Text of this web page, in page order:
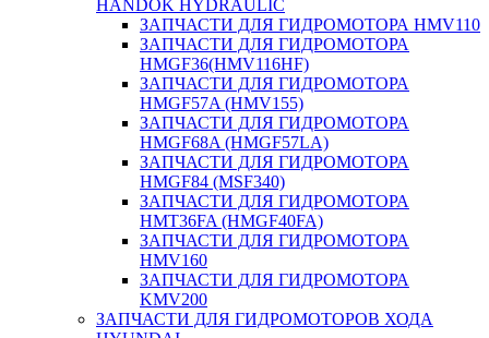
HANDOK HYDRAULIC
ЗАПЧАСТИ ДЛЯ ГИДРОМОТОРА HMV110
ЗАПЧАСТИ ДЛЯ ГИДРОМОТОРА
HMGF36(HMV116HF)
ЗАПЧАСТИ ДЛЯ ГИДРОМОТОРА
HMGF57A (HMV155)
ЗАПЧАСТИ ДЛЯ ГИДРОМОТОРА
HMGF68A (HMGF57LA)
ЗАПЧАСТИ ДЛЯ ГИДРОМОТОРА
HMGF84 (MSF340)
ЗАПЧАСТИ ДЛЯ ГИДРОМОТОРА
HMT36FA (HMGF40FA)
ЗАПЧАСТИ ДЛЯ ГИДРОМОТОРА
HMV160
ЗАПЧАСТИ ДЛЯ ГИДРОМОТОРА
KMV200
ЗАПЧАСТИ ДЛЯ ГИДРОМОТОРОВ ХОДА